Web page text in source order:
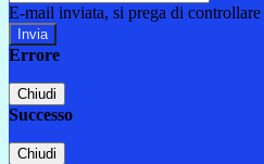
E-mail inviata, si prega di
Errore
Chiudi
Successo
Chiudi